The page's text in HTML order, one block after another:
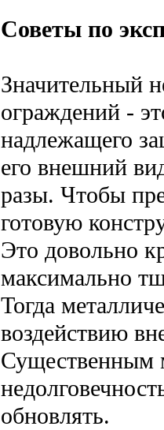
Советы по
Значительный
ограждений -
надлежащего
его внешний
разы. Чтобы
готовую
Это довольно
максимально
Тогда
воздействию
Существенным
обновлять.